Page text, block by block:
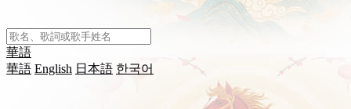
華語
華語 English 日本語 한국어